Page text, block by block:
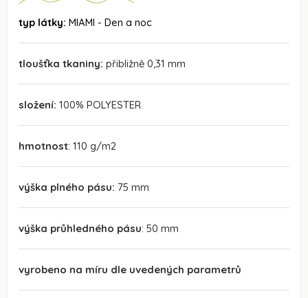
typ látky: MIAMI - Den a noc
tloušťka tkaniny: přibližně 0,31 mm
složení: 100% POLYESTER
hmotnost: 110 g/m2
výška plného pásu: 75 mm
výška průhledného pásu: 50 mm
vyrobeno na míru dle uvedených parametrů